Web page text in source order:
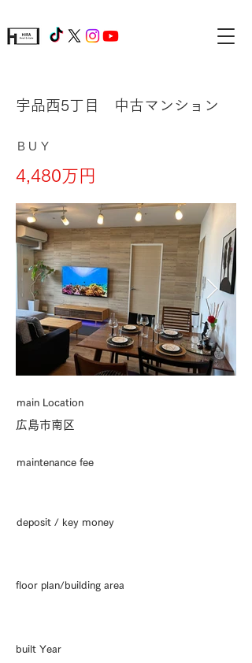
宇品西5丁目 中古マンション
BUY
4,480万円
main Location
広島市南区
maintenance fee
deposit / key money
floor plan/building area
built Year